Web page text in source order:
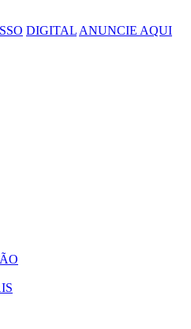
DIGITAL ANUNCIE AQUI